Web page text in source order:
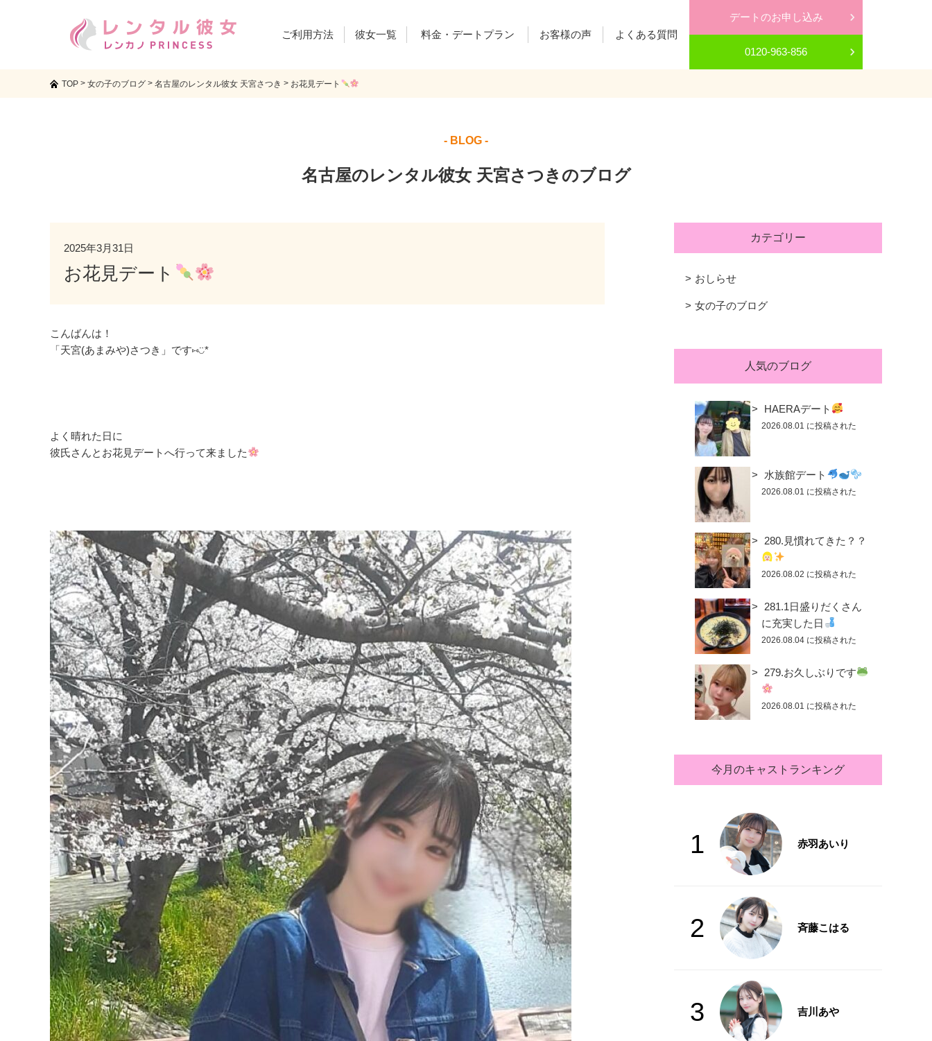
ご利用方法 彼女一覧 料金・デートプラン お客様の声 よくある質問
デートのお申し込み
0120-963-856
TOP > 女の子のブログ > 名古屋のレンタル彼女 天宮さつき > お花見デート
- BLOG -
名古屋のレンタル彼女 天宮さつきのブログ
2025年3月31日
お花見デート
こんばんは！
「天宮(あまみや)さつき」です⑅◡̈*
よく晴れた日に
彼氏さんとお花見デートへ行って来ました
カテゴリー
おしらせ
女の子のブログ
人気のブログ
HAERAデート
2026.08.01 に投稿された
水族館デート
2026.08.01 に投稿された
280.見慣れてきた？？
2026.08.02 に投稿された
281.1日盛りだくさん
に充実した日
2026.08.04 に投稿された
279.お久しぶりです
2026.08.01 に投稿された
今月のキャストランキング
1 赤羽あいり
2 斉藤こはる
3 吉川あや